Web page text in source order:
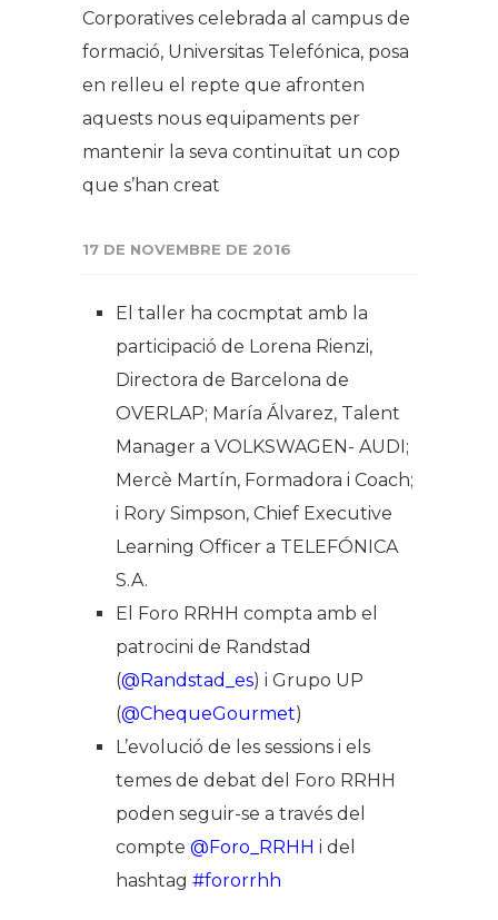
Corporatives celebrada al campus de
formació, Universitas Telefónica, posa
en relleu el repte que afronten
aquests nous equipaments per
mantenir la seva continuïtat un cop
que s’han creat
17 DE NOVEMBRE DE 2016
El taller ha cocmptat amb la
participació de Lorena Rienzi,
Directora de Barcelona de
OVERLAP; María Álvarez, Talent
Manager a VOLKSWAGEN- AUDI;
Mercè Martín, Formadora i Coach;
i Rory Simpson, Chief Executive
Learning Officer a TELEFÓNICA
S.A.
El Foro RRHH compta amb el
patrocini de Randstad
(@Randstad_es) i Grupo UP
(@ChequeGourmet)
L’evolució de les sessions i els
temes de debat del Foro RRHH
poden seguir-se a través del
compte @Foro_RRHH i del
hashtag #fororrhh